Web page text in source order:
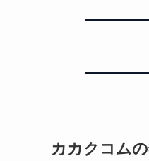
カカクコム